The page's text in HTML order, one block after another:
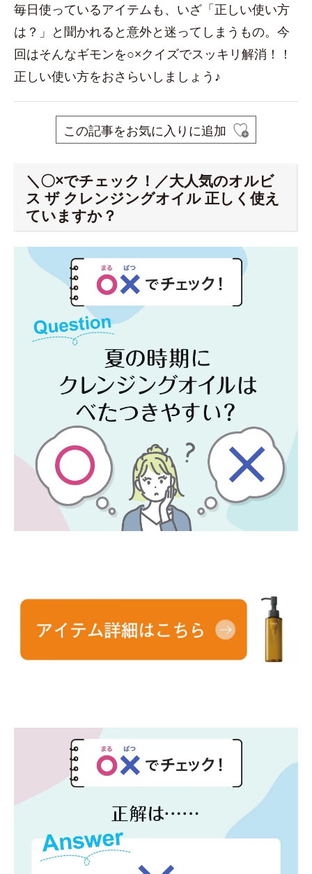
毎日使っているアイテムも、いざ「正しい使い方
は？」と聞かれると意外と迷ってしまうもの。今
回はそんなギモンを○×クイズでスッキリ解消！！
正しい使い方をおさらいしましょう♪
この記事をお気に入りに追加
＼〇×でチェック！／大人気のオルビ
ス ザ クレンジングオイル 正しく使え
ていますか？